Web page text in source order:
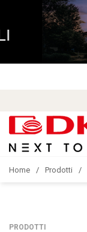
Home Prodotti
PRODOTTI